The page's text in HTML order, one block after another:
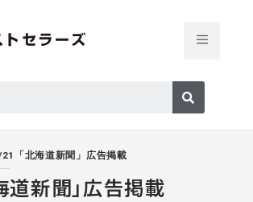
「北海道新聞」広告掲載
道新聞」広告掲載